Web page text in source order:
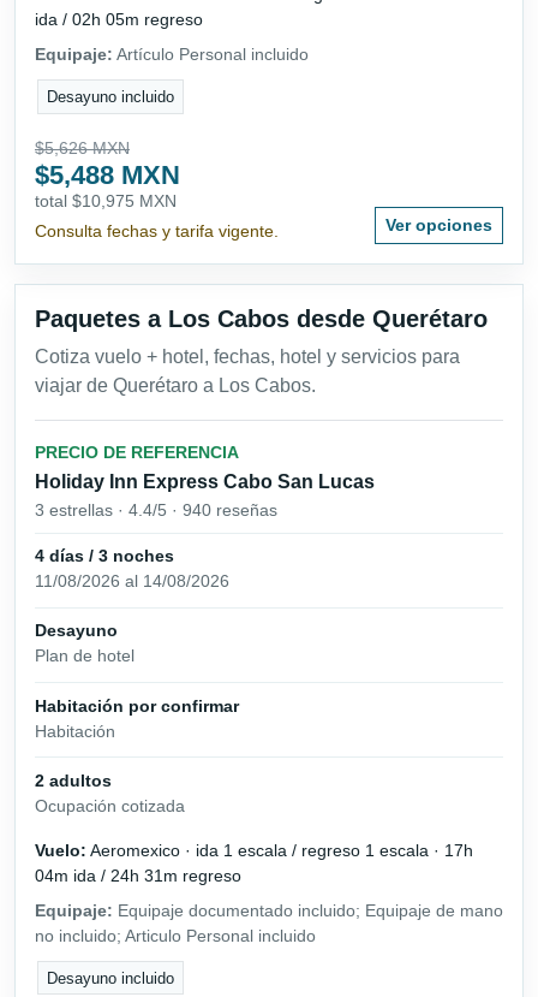
ida / 02h 05m regreso
Equipaje: Artículo Personal incluido
Desayuno incluido
$5,626 MXN
$5,488 MXN
total $10,975 MXN
Consulta fechas y tarifa vigente.
Ver opciones
Paquetes a Los Cabos desde Querétaro
Cotiza vuelo + hotel, fechas, hotel y servicios para
viajar de Querétaro a Los Cabos.
PRECIO DE REFERENCIA
Holiday Inn Express Cabo San Lucas
3 estrellas · 4.4/5 · 940 reseñas
4 días / 3 noches
11/08/2026 al 14/08/2026
Desayuno
Plan de hotel
Habitación por confirmar
Habitación
2 adultos
Ocupación cotizada
Vuelo: Aeromexico · ida 1 escala / regreso 1 escala · 17h
04m ida / 24h 31m regreso
Equipaje: Equipaje documentado incluido; Equipaje de mano
no incluido; Articulo Personal incluido
Desayuno incluido